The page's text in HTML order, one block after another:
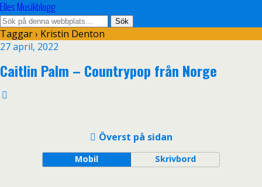
Elles Musikblogg
Taggar › Kristin Denton
27 april, 2022
Caitlin Palm – Countrypop från Norge
Överst på sidan
Mobil Skrivbord